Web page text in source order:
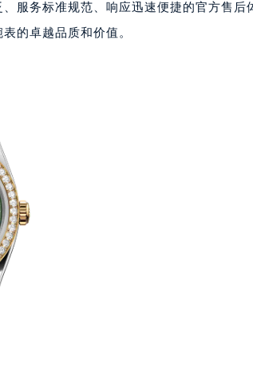
服务标准规范、响应迅速便捷的官方售后
的卓越品质和价值。